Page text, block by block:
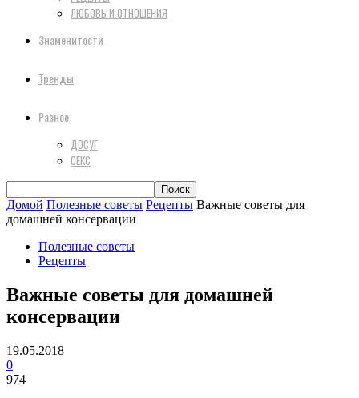
ЛЮБОВЬ И ОТНОШЕНИЯ
Знаменитости
Тренды
Разное
ДОСУГ
СЕКС
Домой Полезные советы Рецепты Важные советы для
домашней консервации
Полезные советы
Рецепты
Важные советы для домашней
консервации
19.05.2018
0
974